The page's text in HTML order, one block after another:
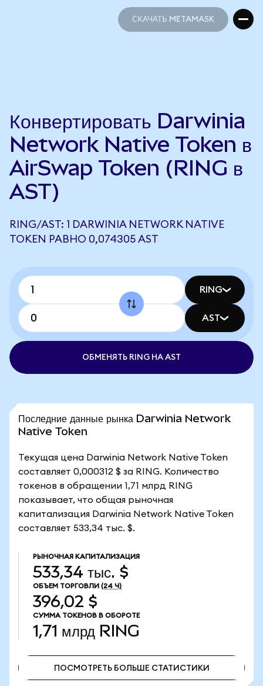
СКАЧАТЬ METAMASK
Конвертировать Darwinia
Network Native Token в
AirSwap Token (RING в
AST)
RING/AST: 1 DARWINIA NETWORK NATIVE
TOKEN РАВНО 0,074305 AST
RING
AST
ОБМЕНЯТЬ RING НА AST
Последние данные рынка Darwinia Network
Native Token
Текущая цена Darwinia Network Native Token
составляет 0,000312 $ за RING. Количество
токенов в обращении 1,71 млрд RING
показывает, что общая рыночная
капитализация Darwinia Network Native Token
составляет 533,34 тыс. $.
РЫНОЧНАЯ КАПИТАЛИЗАЦИЯ
533,34 тыс. $
ОБЪЕМ ТОРГОВЛИ (24 Ч)
396,02 $
СУММА ТОКЕНОВ В ОБОРОТЕ
1,71 млрд RING
ПОСМОТРЕТЬ БОЛЬШЕ СТАТИСТИКИ